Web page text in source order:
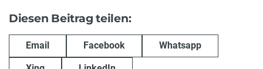
Diesen Beitrag teilen:
Email Facebook Whatsapp